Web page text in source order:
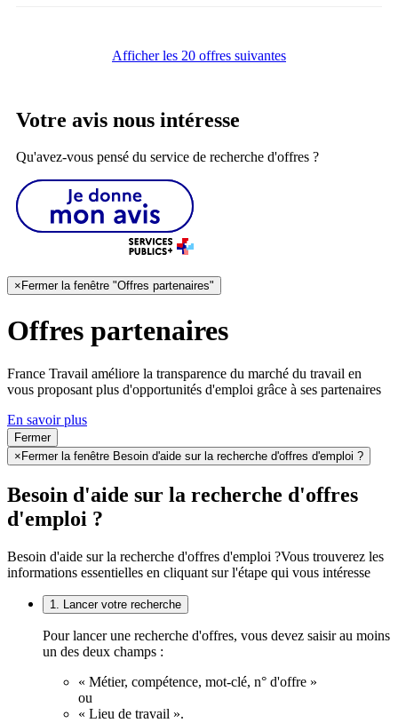
Afficher les 20 offres suivantes
Votre avis nous intéresse
Qu'avez-vous pensé du service de recherche d'offres ?
× Fermer la fenêtre "Offres partenaires"
Offres partenaires
France Travail améliore la transparence du marché du travail en
vous proposant plus d'opportunités d'emploi grâce à ses partenaires
En savoir plus
Fermer
× Fermer la fenêtre Besoin d'aide sur la recherche d'offres d'emploi ?
Besoin d'aide sur la recherche d'offres
d'emploi ?
Besoin d'aide sur la recherche d'offres d'emploi ?Vous trouverez les
informations essentielles en cliquant sur l'étape qui vous intéresse
1. Lancer votre recherche
Pour lancer une recherche d'offres, vous devez saisir au moins
un des deux champs :
« Métier, compétence, mot-clé, n° d'offre »
ou
« Lieu de travail ».